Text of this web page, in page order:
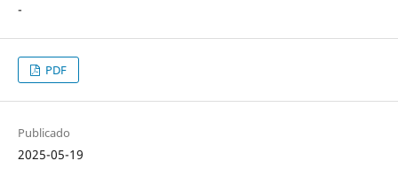
-
PDF
Publicado
2025-05-19